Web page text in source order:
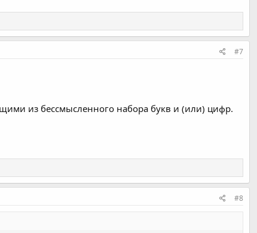
#7
из бессмысленного набора букв и (или) цифр.
#8